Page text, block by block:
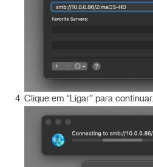
Clique em “Ligar” para continuar.